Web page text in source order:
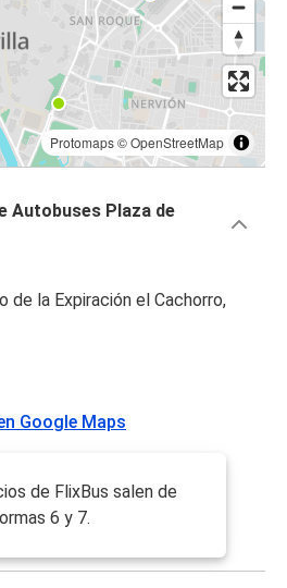
Protomaps©OpenStreetMap
Autobuses Plaza de
de la Expiración el Cachorro,
Google Maps
de FlixBus salen de
6 y 7.